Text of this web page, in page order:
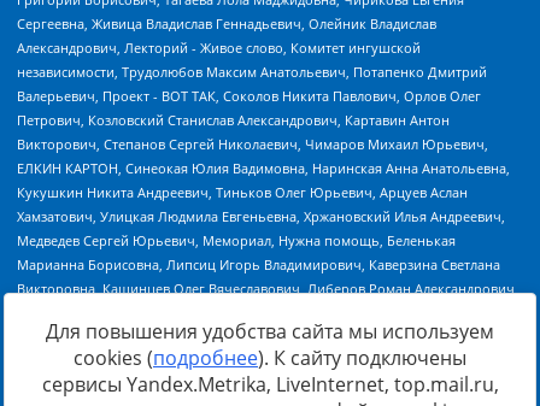
Источник:https://minjust.gov.ru/uploaded/files/reestr-
Для повышения удобства сайта мы используем
cookies (подробнее). К сайту подключены
сервисы Yandex.Metrika, LiveInternet, top.mail.ru,